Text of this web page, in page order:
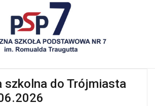
szkolna do Trójmiasta